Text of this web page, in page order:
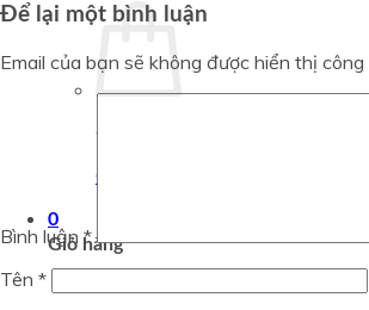
Chưa có sản phẩm trong giỏ
Quay trở lại cửa hàng
0
Giỏ hàng
Để lại một bình luận
Email của bạn sẽ không được hiển thị công
Bình luận *
Tên *